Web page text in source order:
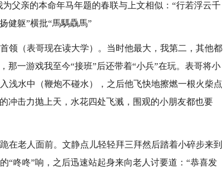
父亲的本命年马年题的春联与上文相似：“行若浮云千
健躯”横批“馬騳驫馬”
领（表哥现在读大学）。当时他最大，我第二，其他都
那一游戏我至今“接班”后还带着“小兵”在玩。表哥将小
浅水中（鞭炮不碰水），之后他飞快地擦燃一根火柴点
冲击力抛上天，水花四处飞溅，围观的小朋友都也要
在老人面前。文静点儿轻轻拜三拜然后踏着小碎步来到
“咚咚”响，之后迅速站起身来向老人讨要道：“恭喜发